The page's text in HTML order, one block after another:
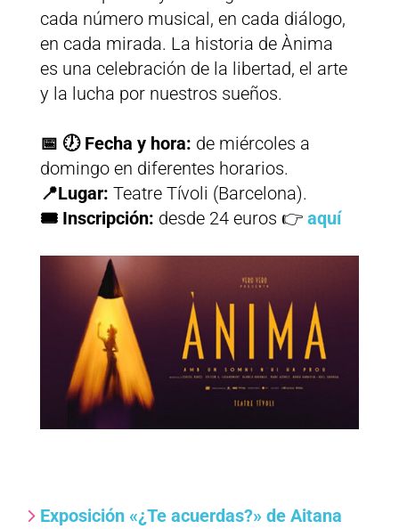
cada número musical, en cada diálogo,
en cada mirada. La historia de Ànima
es una celebración de la libertad, el arte
y la lucha por nuestros sueños.
📅 🕖 Fecha y hora: de miércoles a
domingo en diferentes horarios.
📍Lugar: Teatre Tívoli (Barcelona).
🎟️ Inscripción: desde 24 euros 👉 aquí
Exposición «¿Te acuerdas?» de Aitana